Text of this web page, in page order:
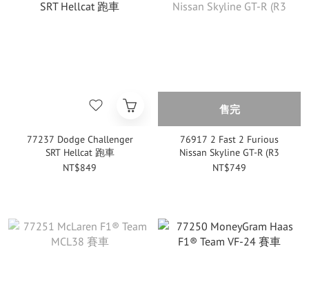
77237 Dodge Challenger
SRT Hellcat 跑車
NT$849
售完
76917 2 Fast 2 Furious
Nissan Skyline GT-R (R3
NT$749